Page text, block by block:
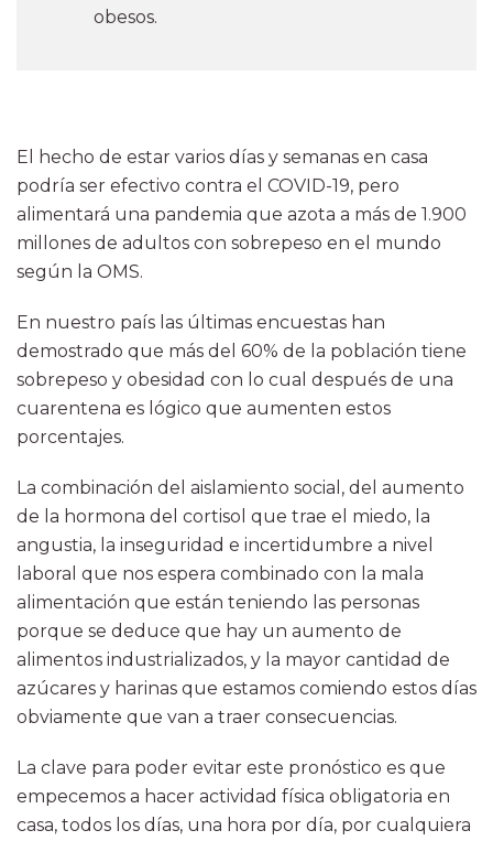
obesos.
El hecho de estar varios días y semanas en casa
podría ser efectivo contra el COVID-19, pero
alimentará una pandemia que azota a más de 1.900
millones de adultos con sobrepeso en el mundo
según la OMS.
En nuestro país las últimas encuestas han
demostrado que más del 60% de la población tiene
sobrepeso y obesidad con lo cual después de una
cuarentena es lógico que aumenten estos
porcentajes.
La combinación del aislamiento social, del aumento
de la hormona del cortisol que trae el miedo, la
angustia, la inseguridad e incertidumbre a nivel
laboral que nos espera combinado con la mala
alimentación que están teniendo las personas
porque se deduce que hay un aumento de
alimentos industrializados, y la mayor cantidad de
azúcares y harinas que estamos comiendo estos días
obviamente que van a traer consecuencias.
La clave para poder evitar este pronóstico es que
empecemos a hacer actividad física obligatoria en
casa, todos los días, una hora por día, por cualquiera